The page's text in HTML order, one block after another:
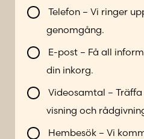
u
e
V
i
l
b
i
n
Telefon – Vi ringer
genomgång.
E-post – Få all
din inkorg.
Videosamtal –
visning och
Hembesök – Vi